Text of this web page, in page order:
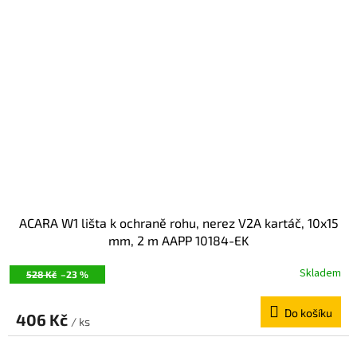
528 Kč –23 %
ACARA W1 lišta k ochraně rohu, nerez V2A kartáč, 10x15
mm, 2 m AAPP 10184-EK
Skladem
406 Kč / ks
Do košíku